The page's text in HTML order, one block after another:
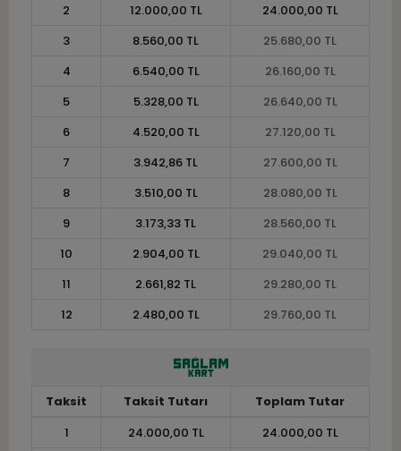
2
12.000,00 TL
24.000,00 TL
3
8.560,00 TL
25.680,00 TL
4
6.540,00 TL
26.160,00 TL
5
5.328,00 TL
26.640,00 TL
6
4.520,00 TL
27.120,00 TL
7
3.942,86 TL
27.600,00 TL
8
3.510,00 TL
28.080,00 TL
9
3.173,33 TL
28.560,00 TL
10
2.904,00 TL
29.040,00 TL
11
2.661,82 TL
29.280,00 TL
12
2.480,00 TL 29.760,00 TL
Taksit Taksit Tutarı
Toplam Tutar
1
24.000,00 TL
24.000,00 TL